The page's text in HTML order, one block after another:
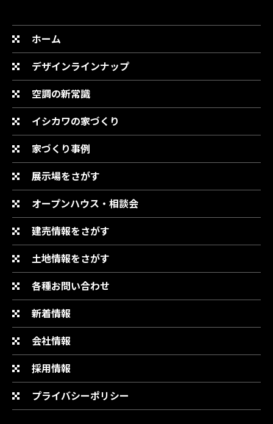
ホーム
デザインラインナップ
空調の新常識
イシカワの家づくり
家づくり事例
展示場をさがす
オープンハウス・相談会
建売情報をさがす
土地情報をさがす
各種お問い合わせ
新着情報
会社情報
採用情報
プライバシーポリシー